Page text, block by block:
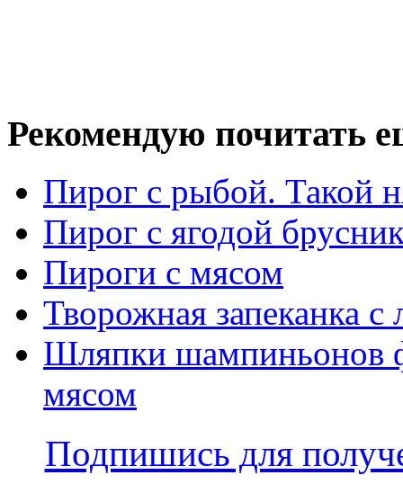
Рекомендую почитать
Пирог с рыбой. Такой
Пирог с ягодой
Пироги с мясом
Творожная запеканка
Шляпки шампиньонов
мясом
Подпишись для